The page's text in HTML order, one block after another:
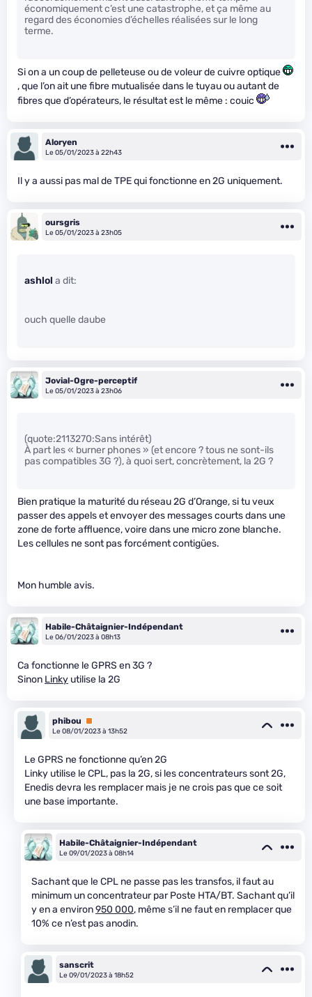
économiquement c’est une catastrophe, et ça même au
regard des économies d’échelles réalisées sur le long
terme.
Si on a un coup de pelleteuse ou de voleur de cuivre optique
, que l’on ait une fibre mutualisée dans le tuyau ou autant de
fibres que d’opérateurs, le résultat est le même : couic
Aloryen
Le 05/01/2023 à 22h43
Il y a aussi pas mal de TPE qui fonctionne en 2G uniquement.
oursgris
Le 05/01/2023 à 23h05
ashlol a dit:
ouch quelle daube
Jovial-Ogre-perceptif
Le 05/01/2023 à 23h06
(quote:2113270:Sans intérêt)
À part les « burner phones » (et encore ? tous ne sont-ils
pas compatibles 3G ?), à quoi sert, concrètement, la 2G ?
Bien pratique la maturité du réseau 2G d’Orange, si tu veux
passer des appels et envoyer des messages courts dans une
zone de forte affluence, voire dans une micro zone blanche.
Les cellules ne sont pas forcément contigües.
Mon humble avis.
Habile-Châtaignier-Indépendant
Le 06/01/2023 à 08h13
Ca fonctionne le GPRS en 3G ?
Sinon Linky utilise la 2G
phibou
Premium
Le 08/01/2023 à 13h52
Le GPRS ne fonctionne qu’en 2G
Linky utilise le CPL, pas la 2G, si les concentrateurs sont 2G,
Enedis devra les remplacer mais je ne crois pas que ce soit
une base importante.
Habile-Châtaignier-Indépendant
Le 09/01/2023 à 08h14
Sachant que le CPL ne passe pas les transfos, il faut au
minimum un concentrateur par Poste HTA/BT. Sachant qu’il
y en a environ950 000, même s’il ne faut en remplacer que
10% ce n’est pas anodin.
sanscrit
Le 09/01/2023 à 18h52